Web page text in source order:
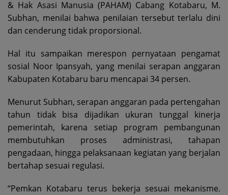
& Hak Asasi Manusia (PAHAM) Cabang Kotabaru, M.
Subhan, menilai bahwa penilaian tersebut terlalu dini
dan cenderung tidak proporsional.
Hal itu sampaikan merespon pernyataan pengamat
sosial Noor Ipansyah, yang menilai serapan anggaran
Kabupaten Kotabaru baru mencapai 34 persen.
Menurut Subhan, serapan anggaran pada pertengahan
tahun tidak bisa dijadikan ukuran tunggal kinerja
pemerintah, karena setiap program pembangunan
membutuhkan proses administrasi, tahapan
pengadaan, hingga pelaksanaan kegiatan yang berjalan
bertahap sesuai regulasi.
“Pemkan Kotabaru terus bekerja sesuai mekanisme.